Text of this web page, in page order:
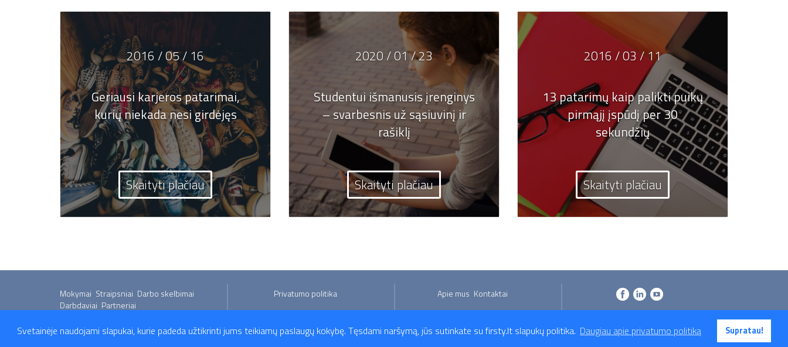
Svetainėje naudojami slapukai, kurie padeda užtikrinti jums teikiamų paslaugų kokybę. Tęsdami naršymą, jūs sutinkate su firsty.lt slapukų politika. Daugiau apie privatumo politiką Supratau!
2016 / 05 / 16
Geriausi karjeros patarimai,
kurių niekada nesi girdėjęs
Skaityti plačiau
2020 / 01 / 23
Studentui išmanusis įrenginys
– svarbesnis už sąsiuvinį ir
rašiklį
Skaityti plačiau
2016 / 03 / 11
13 patarimų kaip palikti puikų
pirmąjį įspūdį per 30
sekundžių
Skaityti plačiau
Mokymai Straipsniai Darbo skelbimai
Darbdaviai Partneriai
Privatumo politika Apie mus Kontaktai
2026 Firsty.lt - Visos teisės saugomos. Susisiekite su mumis - info@firsty.lt